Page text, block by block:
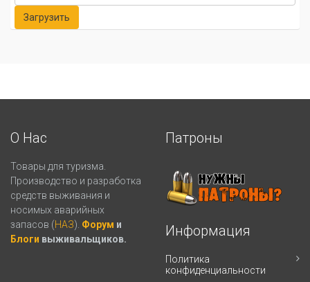
О Нас
Товары для туризма.
Производство и разработка
средств выживания и
носимых аварийных
запасов (НАЗ). Форум и
Блоги выживальщиков.
Патроны
Информация
Политика
конфиденциальности